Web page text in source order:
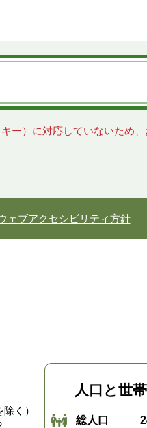
ー）に対応していないため
ェブアクセシビリティ方針
く）
人口と世
総人口